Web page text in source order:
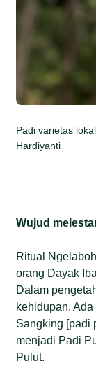
Padi varietas
Hardiyanti
Wujud
Ritual
orang Dayak
Dalam
kehidupan.
Sangking [padi
menjadi Padi
Pulut.